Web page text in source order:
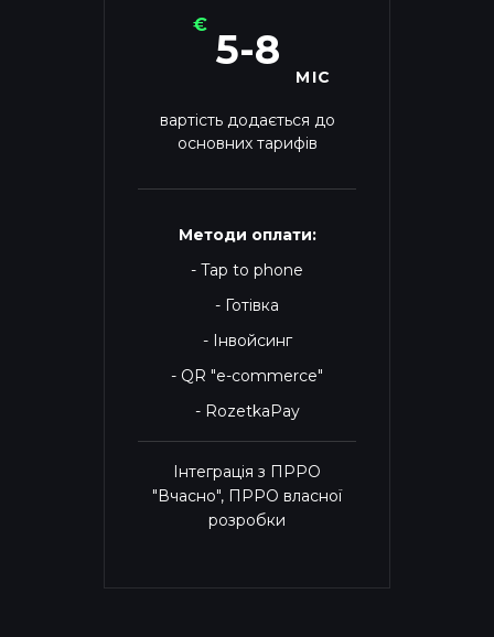
€
5-8
МІС
вартість додається до
основних тарифів
Методи оплати:
- Tap to phone
- Готівка
- Інвойсинг
- QR "e-commerce"
- RozetkaPay
Інтеграція з ПРРО
"Вчасно", ПРРО власної
розробки